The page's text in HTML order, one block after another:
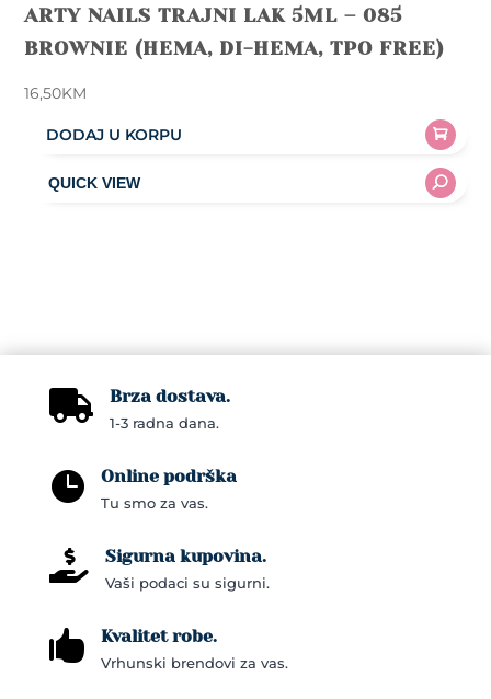
ARTY NAILS TRAJNI LAK 5ML – 085
BROWNIE (HEMA, DI-HEMA, TPO FREE)
16,50KM
DODAJ U KORPU
 Brza dostava.
1-3 radna dana.
 Online podrška
Tu smo za vas.
 Sigurna kupovina.
Vaši podaci su sigurni.
 Kvalitet robe.
Vrhunski brendovi za vas.